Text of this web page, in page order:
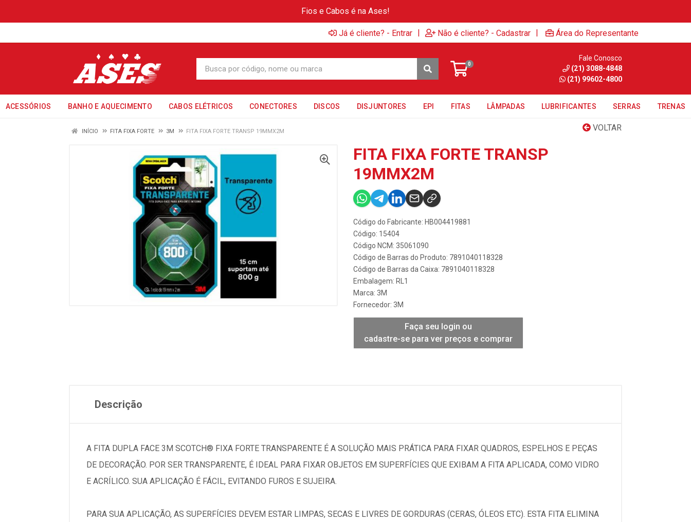
Fios e Cabos é na Ases!
Já é cliente? - Entrar | Não é cliente? - Cadastrar | Área do Representante
0
Fale Conosco
(21) 3088-4848
(21) 99602-4800
ACESSÓRIOS BANHO E AQUECIMENTO CABOS ELÉTRICOS CONECTORES DISCOS DISJUNTORES EPI FITAS LÂMPADAS LUBRIFICANTES SERRAS TRENAS
VOLTAR
INÍCIO FITA FIXA FORTE 3M FITA FIXA FORTE TRANSP 19MMX2M
FITA FIXA FORTE TRANSP
19MMX2M
Código do Fabricante: HB004419881
Código: 15404
Código NCM: 35061090
Código de Barras do Produto: 7891040118328
Código de Barras da Caixa: 7891040118328
Embalagem: RL1
Marca: 3M
Fornecedor: 3M
Faça seu login ou
cadastre-se para ver preços e comprar
Descrição
A FITA DUPLA FACE 3M SCOTCH® FIXA FORTE TRANSPARENTE É A SOLUÇÃO MAIS PRÁTICA PARA FIXAR QUADROS, ESPELHOS E PEÇAS
DE DECORAÇÃO. POR SER TRANSPARENTE, É IDEAL PARA FIXAR OBJETOS EM SUPERFÍCIES QUE EXIBAM A FITA APLICADA, COMO VIDRO
E ACRÍLICO. SUA APLICAÇÃO É FÁCIL, EVITANDO FUROS E SUJEIRA.
PARA SUA APLICAÇÃO, AS SUPERFÍCIES DEVEM ESTAR LIMPAS, SECAS E LIVRES DE GORDURAS (CERAS, ÓLEOS ETC). ESTA FITA ELIMINA